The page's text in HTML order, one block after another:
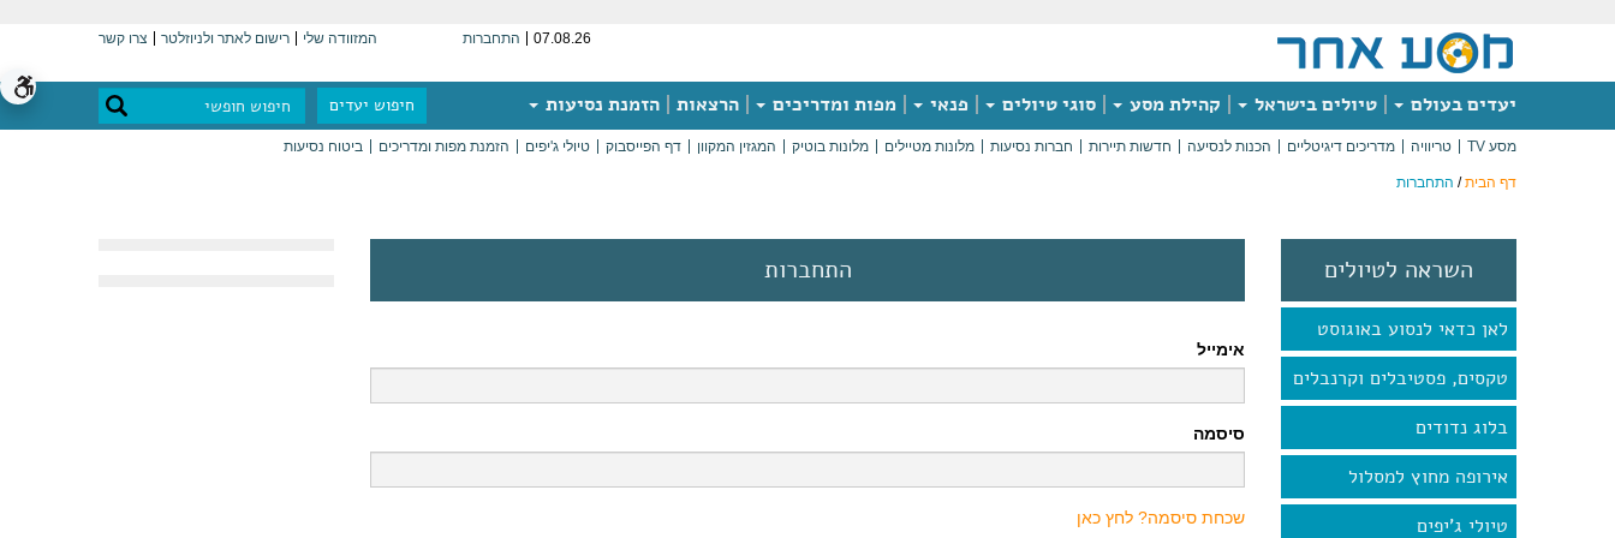
07.08.26 התחברות המזוודה שלי רישום לאתר ולניוזלטר צרו קשר
יעדים בעולם טיולים בישראל קהילת מסע סוגי טיולים פנאי מפות ומדריכים הרצאות הזמנת נסיעות חיפוש יעדים
מסע TV טריוויה מדריכים דיגיטליים הכנות לנסיעה חדשות תיירות חברות נסיעות מלונות מטיילים מלונות בוטיק המגזין המקוון דף הפייסבוק טיולי ג'יפים הזמנת מפות ומדריכים ביטוח נסיעות
דף הבית/ התחברות
השראה לטיולים
לאן כדאי לנסוע באוגוסט
טקסים, פסטיבלים וקרנבלים
בלוג נדודים
אירופה מחוץ למסלול
טיולי ג'יפים
התחברות
אימייל
סיסמה
שכחת סיסמה? לחץ כאן